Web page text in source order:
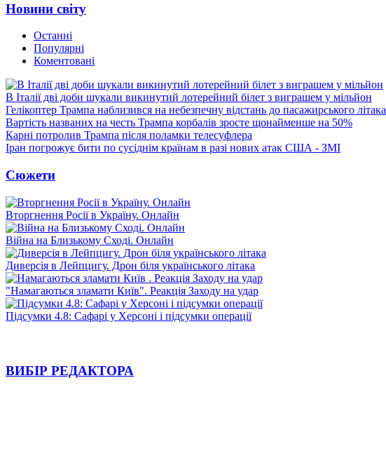
Новини світу
Останні
Популярні
Коментовані
В Італії дві доби шукали викинутий лотерейний білет з виграшем у мільйон
Гелікоптер Трампа наблизився на небезпечну відстань до пасажирського літака
Вартість названих на честь Трампа корбалів зросте щонайменше на 50%
Карні потролив Трампа після поламки телесуфлера
Іран погрожує бити по сусіднім країнам в разі нових атак США - ЗМІ
Сюжети
Вторгнення Росії в Україну. Онлайн
Війна на Близькому Сході. Онлайн
Диверсія в Лейпцигу. Дрон біля українського літака
"Намагаються зламати Київ". Реакція Заходу на удар
Підсумки 4.8: Сафарі у Херсоні і підсумки операції
ВИБІР РЕДАКТОРА